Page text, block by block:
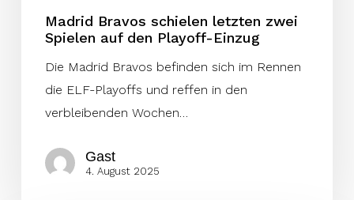
Madrid Bravos schielen letzten zwei
Spielen auf den Playoff-Einzug
Die Madrid Bravos befinden sich im Rennen
die ELF-Playoffs und reffen in den
verbleibenden Wochen…
Gast
4. August 2025